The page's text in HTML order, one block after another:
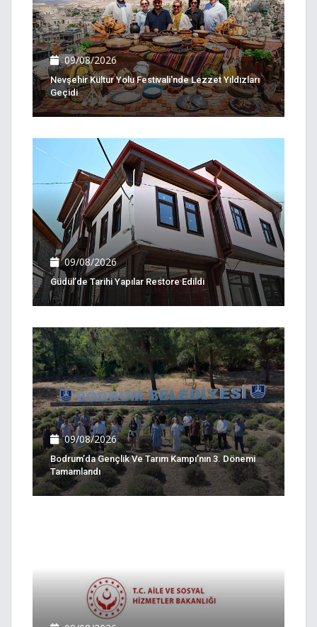
09/08/2026
Nevşehir Kültür Yolu Festivali'nde Lezzet Yıldızları
Geçidi
09/08/2026
Güdül’de Tarihi Yapılar Restore Edildi
09/08/2026
Bodrum’da Gençlik Ve Tarım Kampı’nın 3. Dönemi
Tamamlandı